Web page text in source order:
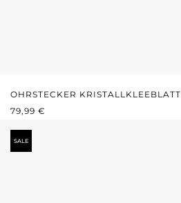
OHRSTECKER KRISTALLKLEEBLATT
REGULÄRER PREIS:
79,99 €
SALE